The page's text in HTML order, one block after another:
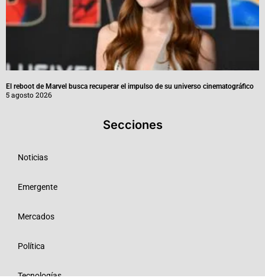
El reboot de Marvel busca recuperar el impulso de su universo cinematográfico
5 agosto 2026
Secciones
Noticias
Emergente
Mercados
Política
Tecnologías